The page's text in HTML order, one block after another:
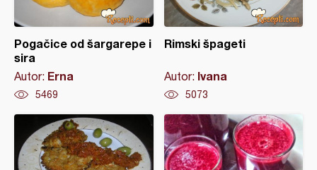
Pogačice od šargarepe i
sira
Autor: Erna
5469
Rimski špageti
Autor: Ivana
5073